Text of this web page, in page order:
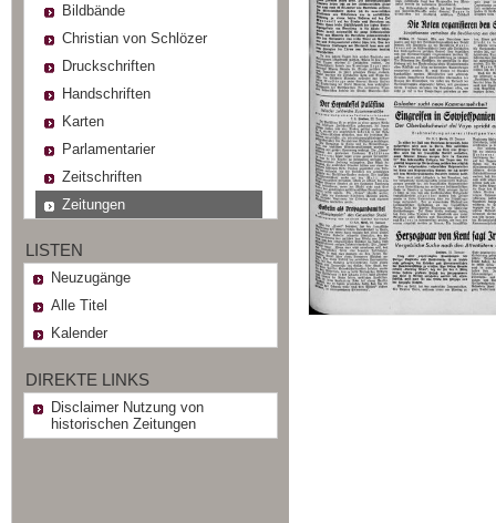
Bildbände
Christian von Schlözer
Druckschriften
Handschriften
Karten
Parlamentarier
Zeitschriften
Zeitungen
LISTEN
Neuzugänge
Alle Titel
Kalender
DIREKTE LINKS
Disclaimer Nutzung von
historischen Zeitungen